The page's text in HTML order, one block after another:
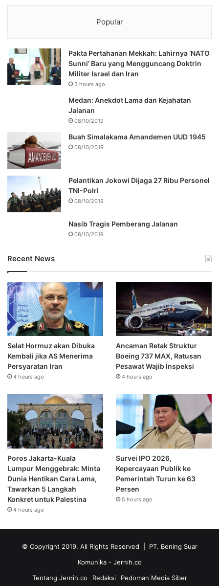
Popular
Pakta Pertahanan Mekkah: Lahirnya ‘NATO
Sunni’ Baru yang Mengguncang Doktrin
Militer Israel dan Iran
3 hours ago
Medan: Anekdot Lama dan Kejahatan
Jalanan
08/10/2019
Buah Simalakama Amandemen UUD 1945
08/10/2019
Pelantikan Jokowi Dijaga 27 Ribu Personel
TNI-Polri
08/10/2019
Nasib Tragis Pemberang Jalanan
08/10/2019
Recent News
Selat Hormuz akan Dibuka
Kembali jika AS Menerima
Persyaratan Iran
4 hours ago
Ancaman Retak Struktur
Boeing 737 MAX, Ratusan
Pesawat Wajib Inspeksi
4 hours ago
Poros Jakarta-Kuala
Lumpur Menggebrak: Minta
Dunia Hentikan Cara Lama,
Tawarkan 5 Langkah
Konkret untuk Palestina
4 hours ago
Survei IPO 2026,
Kepercayaan Publik ke
Pemerintah Turun ke 63
Persen
5 hours ago
© Copyright 2019, All Rights Reserved | PT. Bening Suar
Komunika - Jernih.co
Tentang Jernih.co
Redaksi Pedoman Media Siber